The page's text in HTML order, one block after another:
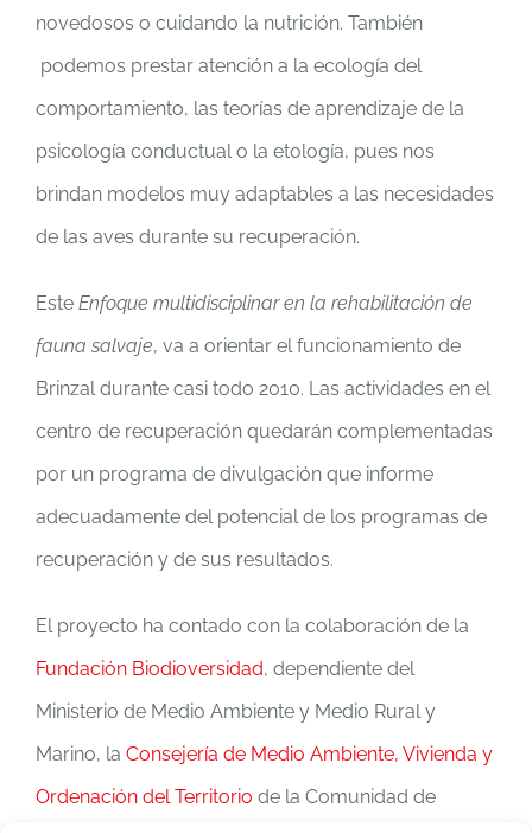
novedosos o cuidando la nutrición. También
podemos prestar atención a la ecología del
comportamiento, las teorías de aprendizaje de la
psicología conductual o la etología, pues nos
brindan modelos muy adaptables a las necesidades
de las aves durante su recuperación.
Este Enfoque multidisciplinar en la rehabilitación de
fauna salvaje, va a orientar el funcionamiento de
Brinzal durante casi todo 2010. Las actividades en el
centro de recuperación quedarán complementadas
por un programa de divulgación que informe
adecuadamente del potencial de los programas de
recuperación y de sus resultados.
El proyecto ha contado con la colaboración de la
Fundación Biodioversidad, dependiente del
Ministerio de Medio Ambiente y Medio Rural y
Marino, la Consejería de Medio Ambiente, Vivienda y
Ordenación del Territorio de la Comunidad de